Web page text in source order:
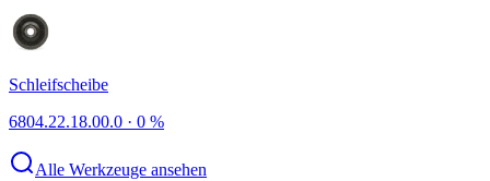
Schleifscheibe
6804.22.18.00.0 · 0 %
Alle Werkzeuge ansehen